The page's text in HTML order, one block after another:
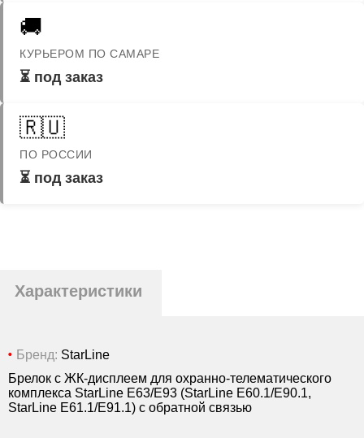
🚚
КУРЬЕРОМ ПО САМАРЕ
⏳ под заказ
🇷🇺
ПО РОССИИ
⏳ под заказ
Характеристики
Бренд: StarLine
Брелок с ЖК-дисплеем для охранно-телематического
комплекса StarLine E63/E93 (StarLine E60.1/E90.1,
StarLine E61.1/E91.1) с обратной связью